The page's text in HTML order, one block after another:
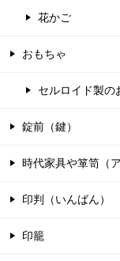
花かご
おもちゃ
セルロイド製の
錠前（鍵）
時代家具や箪笥（
印判（いんばん）
印籠